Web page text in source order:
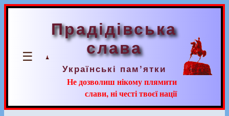
☰
Прадідівська
слава
Українські пам’ятки
Не дозволиш нікому плямити
слави, ні честі твоєї нації